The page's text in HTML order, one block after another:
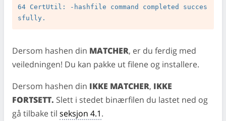
64 CertUtil: -hashfile command completed succes
Dersom hashen din MATCHER, er du ferdig med
veiledningen! Du kan pakke ut filene og installere.
Dersom hashen din IKKE MATCHER, IKKE
FORTSETT. Slett i stedet binærfilen du lastet ned og
gå tilbake til seksjon 4.1.